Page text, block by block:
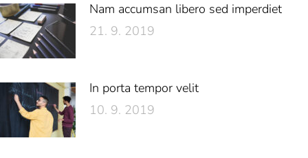
Nam accumsan libero sed imperdiet
21. 9. 2019
In porta tempor velit
10. 9. 2019